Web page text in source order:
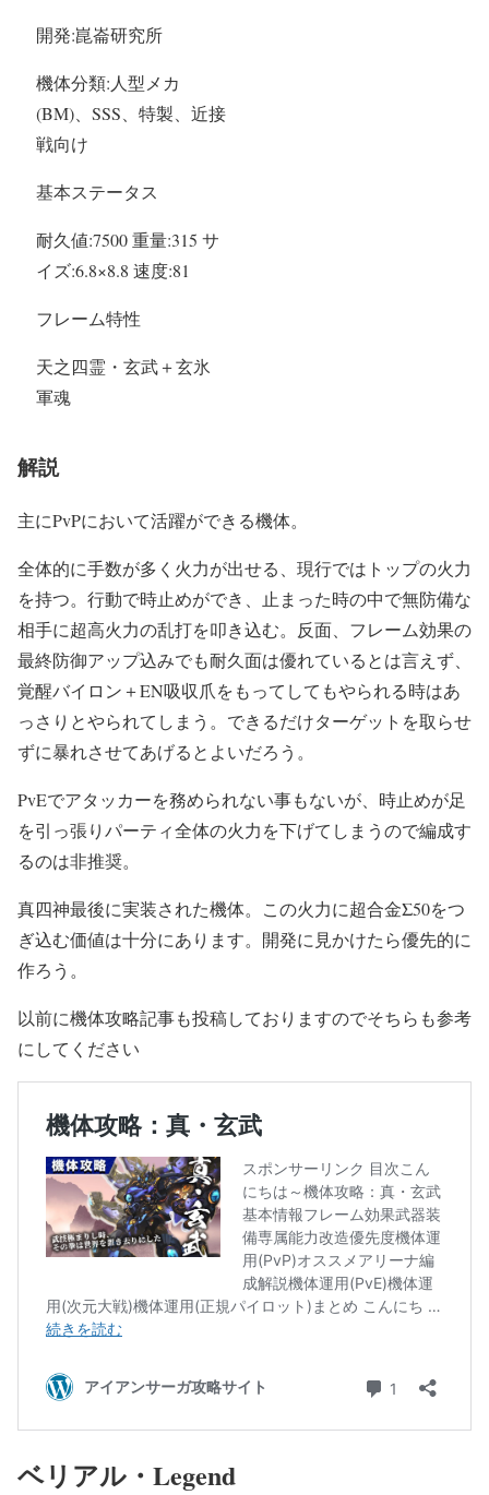
開発:崑崙研究所
機体分類:人型メカ
(BM)、SSS、特製、近接
戦向け
基本ステータス
耐久値:7500 重量:315 サ
イズ:6.8×8.8 速度:81
フレーム特性
天之四霊・玄武＋玄氷
軍魂
解説
主にPvPにおいて活躍ができる機体。
全体的に手数が多く火力が出せる、現行ではトップの火力
を持つ。行動で時止めができ、止まった時の中で無防備な
相手に超高火力の乱打を叩き込む。反面、フレーム効果の
最終防御アップ込みでも耐久面は優れているとは言えず、
覚醒バイロン＋EN吸収爪をもってしてもやられる時はあ
っさりとやられてしまう。できるだけターゲットを取らせ
ずに暴れさせてあげるとよいだろう。
PvEでアタッカーを務められない事もないが、時止めが足
を引っ張りパーティ全体の火力を下げてしまうので編成す
るのは非推奨。
真四神最後に実装された機体。この火力に超合金Σ50をつ
ぎ込む価値は十分にあります。開発に見かけたら優先的に
作ろう。
以前に機体攻略記事も投稿しておりますのでそちらも参考
にしてください
ベリアル・Legend